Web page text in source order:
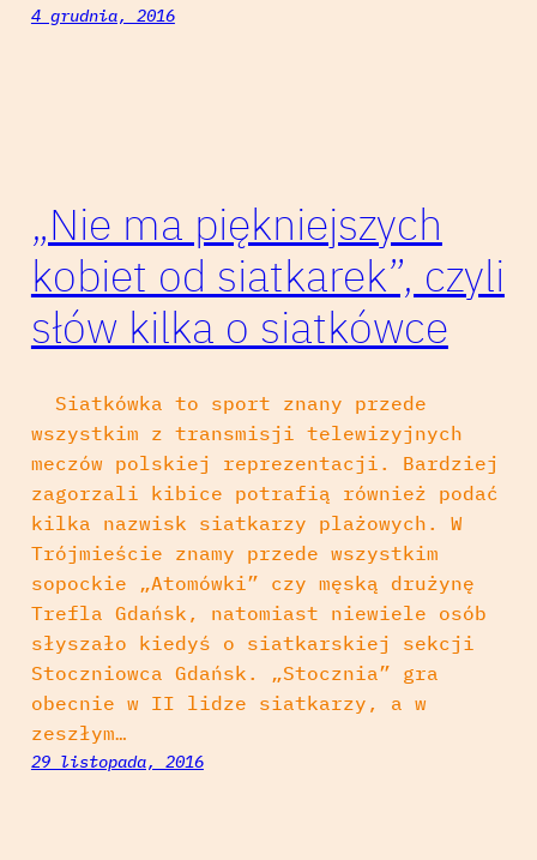
4 grudnia, 2016
„Nie ma piękniejszych
kobiet od siatkarek”, czyli
słów kilka o siatkówce
Siatkówka to sport znany przede
wszystkim z transmisji telewizyjnych
meczów polskiej reprezentacji. Bardziej
zagorzali kibice potrafią również podać
kilka nazwisk siatkarzy plażowych. W
Trójmieście znamy przede wszystkim
sopockie „Atomówki” czy męską drużynę
Trefla Gdańsk, natomiast niewiele osób
słyszało kiedyś o siatkarskiej sekcji
Stoczniowca Gdańsk. „Stocznia” gra
obecnie w II lidze siatkarzy, a w
zeszłym…
29 listopada, 2016